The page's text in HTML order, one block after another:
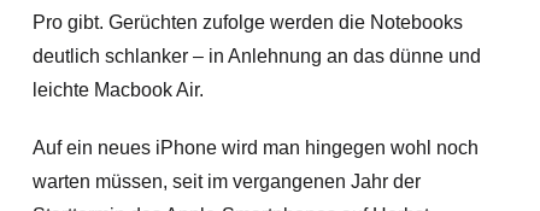
Pro gibt. Gerüchten zufolge werden die Notebooks
deutlich schlanker – in Anlehnung an das dünne und
leichte Macbook Air.
Auf ein neues iPhone wird man hingegen wohl noch
warten müssen, seit im vergangenen Jahr der